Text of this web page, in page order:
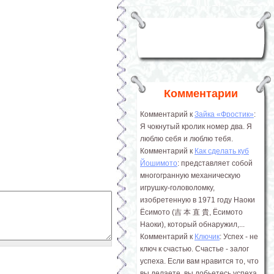
Комментарии
Комментарий к Зайка «Фростик»:
Я чокнутый кролик номер два. Я
люблю себя и люблю тебя.
Комментарий к Как сделать куб
Йошимото: представляет собой
многогранную механическую
игрушку-головоломку,
изобретенную в 1971 году Наоки
Ёсимото (吉 本 直 貴, Ёсимото
Наоки), который обнаружил,...
Комментарий к Ключик: Успех - не
ключ к счастью. Счастье - залог
успеха. Если вам нравится то, что